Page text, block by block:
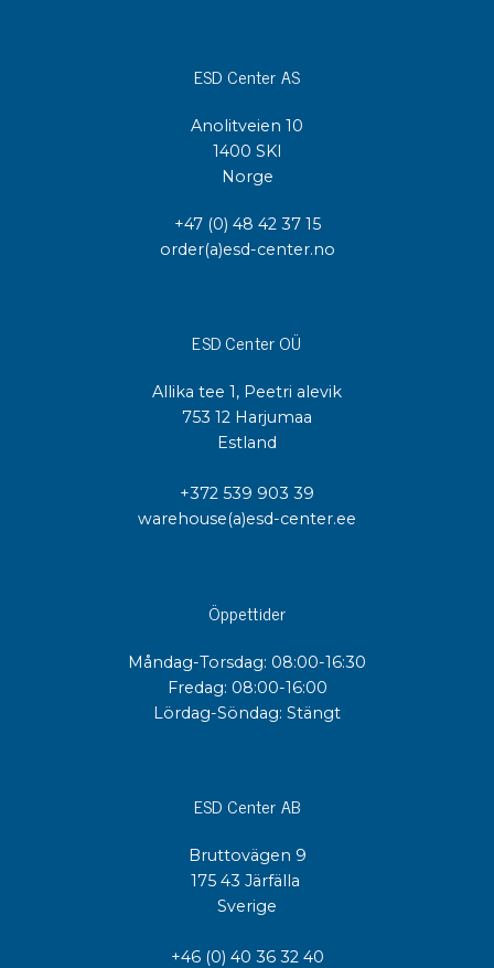
ESD Center AS
Anolitveien 10
1400 SKI
Norge
+47 (0) 48 42 37 15
order(a)esd-center.no
ESD Center OÜ
Allika tee 1, Peetri alevik
753 12 Harjumaa
Estland
+372 539 903 39
warehouse(a)esd-center.ee
Öppettider
Måndag-Torsdag: 08:00-16:30
Fredag: 08:00-16:00
Lördag-Söndag: Stängt
ESD Center AB
Bruttovägen 9
175 43 Järfälla
Sverige
+46 (0) 40 36 32 40